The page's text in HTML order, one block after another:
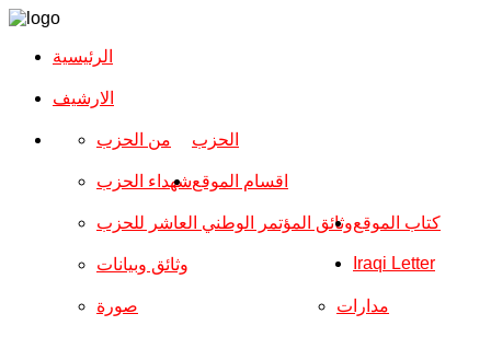
الرئيسية
الارشیف
الحزب من الحزب
شهداء الحزب
وثائق المؤتمر الوطني العاشر للحزب
وثائق وبيانات
اقسام الموقع
صورة مدارات
كتاب الموقع
Iraqi Letter